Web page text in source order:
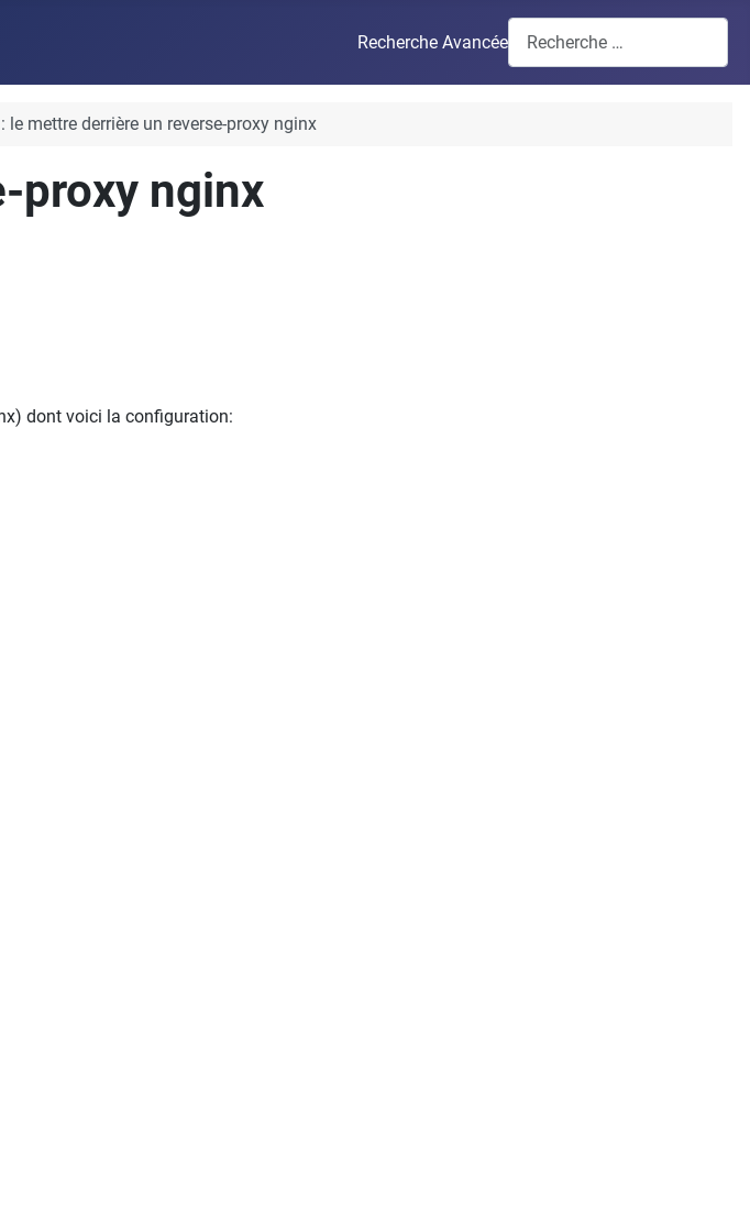
Recherche Avancée
le mettre derrière un reverse-proxy nginx
proxy nginx
dont voici la configuration: